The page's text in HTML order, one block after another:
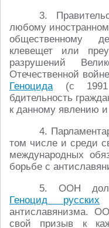
3.
любому
общественному
клевещет или
разрушений
Отечественной
Геноцида(с 1991
бдительность
к данному явлению и
4.
том числе и среди
международных
борьбе с
5. ООН
Геноцид русских
антиславянизма.
свой призыв к